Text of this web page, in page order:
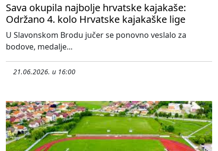
Sava okupila najbolje hrvatske kajakaše:
Održano 4. kolo Hrvatske kajakaške lige
U Slavonskom Brodu jučer se ponovno veslalo za
bodove, medalje...
21.06.2026. u 16:00